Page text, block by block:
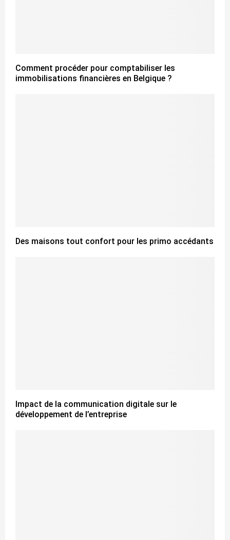
Comment procéder pour comptabiliser les
immobilisations financières en Belgique ?
Des maisons tout confort pour les primo accédants
Impact de la communication digitale sur le
développement de l’entreprise